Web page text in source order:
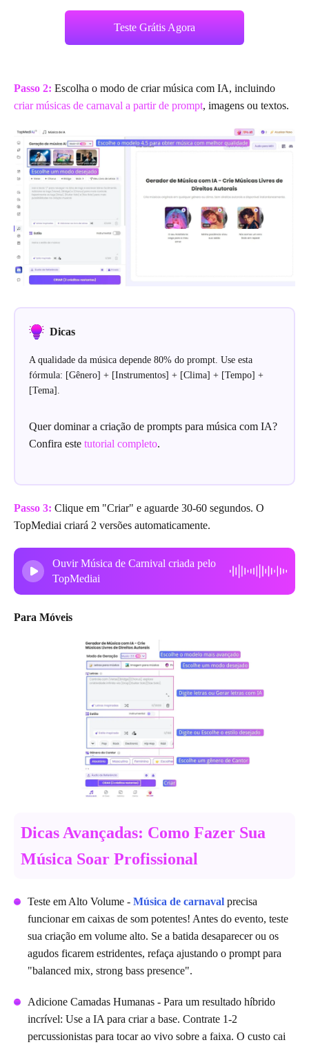
Teste Grátis Agora
Passo 2: Escolha o modo de criar música com IA, incluindo
criar músicas de carnaval a partir de prompt, imagens ou textos.
Dicas
A qualidade da música depende 80% do prompt. Use esta
fórmula: [Gênero] + [Instrumentos] + [Clima] + [Tempo] +
[Tema].
Quer dominar a criação de prompts para música com IA?
Confira este tutorial completo.
Passo 3: Clique em "Criar" e aguarde 30-60 segundos. O
TopMediai criará 2 versões automaticamente.
Ouvir Música de Carnival criada pelo
TopMediai
Para Móveis
Dicas Avançadas: Como Fazer Sua
Música Soar Profissional
Teste em Alto Volume - Música de carnaval precisa
funcionar em caixas de som potentes! Antes do evento, teste
sua criação em volume alto. Se a batida desaparecer ou os
agudos ficarem estridentes, refaça ajustando o prompt para
"balanced mix, strong bass presence".
Adicione Camadas Humanas - Para um resultado híbrido
incrível: Use a IA para criar a base. Contrate 1-2
percussionistas para tocar ao vivo sobre a faixa. O custo cai